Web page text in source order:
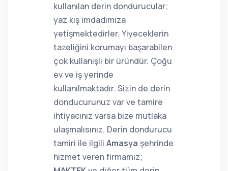
kullanılan derin dondurucular;
yaz kış imdadımıza
yetişmektedirler. Yiyeceklerin
tazeliğini korumayı başarabilen
çok kullanışlı bir üründür. Çoğu
ev ve iş yerinde
kullanılmaktadır. Sizin de derin
donducurunuz var ve tamire
ihtiyacınız varsa bize mutlaka
ulaşmalısınız. Derin dondurucu
tamiri ile ilgili Amasya şehrinde
hizmet veren firmamız;